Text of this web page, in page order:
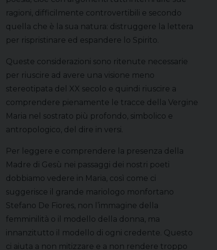
ragioni, difficilmente controvertibili e secondo
quella che è la sua natura: distruggere la lettera
per rispristinare ed espandere lo Spirito.
Queste considerazioni sono ritenute necessarie
per riuscire ad avere una visione meno
stereotipata del XX secolo e quindi riuscire a
comprendere pienamente le tracce della Vergine
Maria nel sostrato più profondo, simbolico e
antropologico, del dire in versi.
Per leggere e comprendere la presenza della
Madre di Gesù nei passaggi dei nostri poeti
dobbiamo vedere in Maria, così come ci
suggerisce il grande mariologo monfortano
Stefano De Fiores, non l’immagine della
femminilità o il modello della donna, ma
innanzitutto il modello di ogni credente. Questo
ci aiuta a non mitizzare e a non rendere troppo